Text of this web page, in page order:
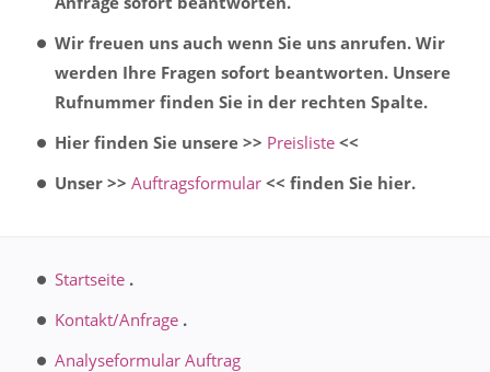
Wir freuen uns auch wenn Sie uns anrufen. Wir
werden Ihre Fragen sofort beantworten. Unsere
Rufnummer finden Sie in der rechten Spalte.
Hier finden Sie unsere >> Preisliste <<
Unser >> Auftragsformular << finden Sie hier.
Startseite .
Kontakt/Anfrage .
Analyseformular Auftrag